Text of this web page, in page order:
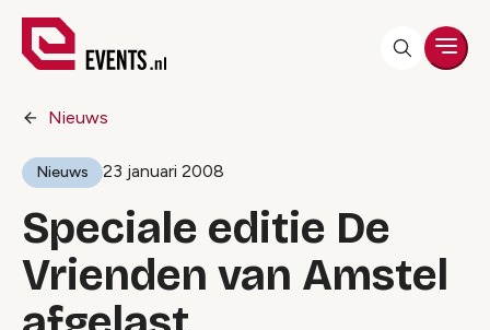
Nieuws
Nieuws 23 januari 2008
Speciale editie De
Vrienden van Amstel